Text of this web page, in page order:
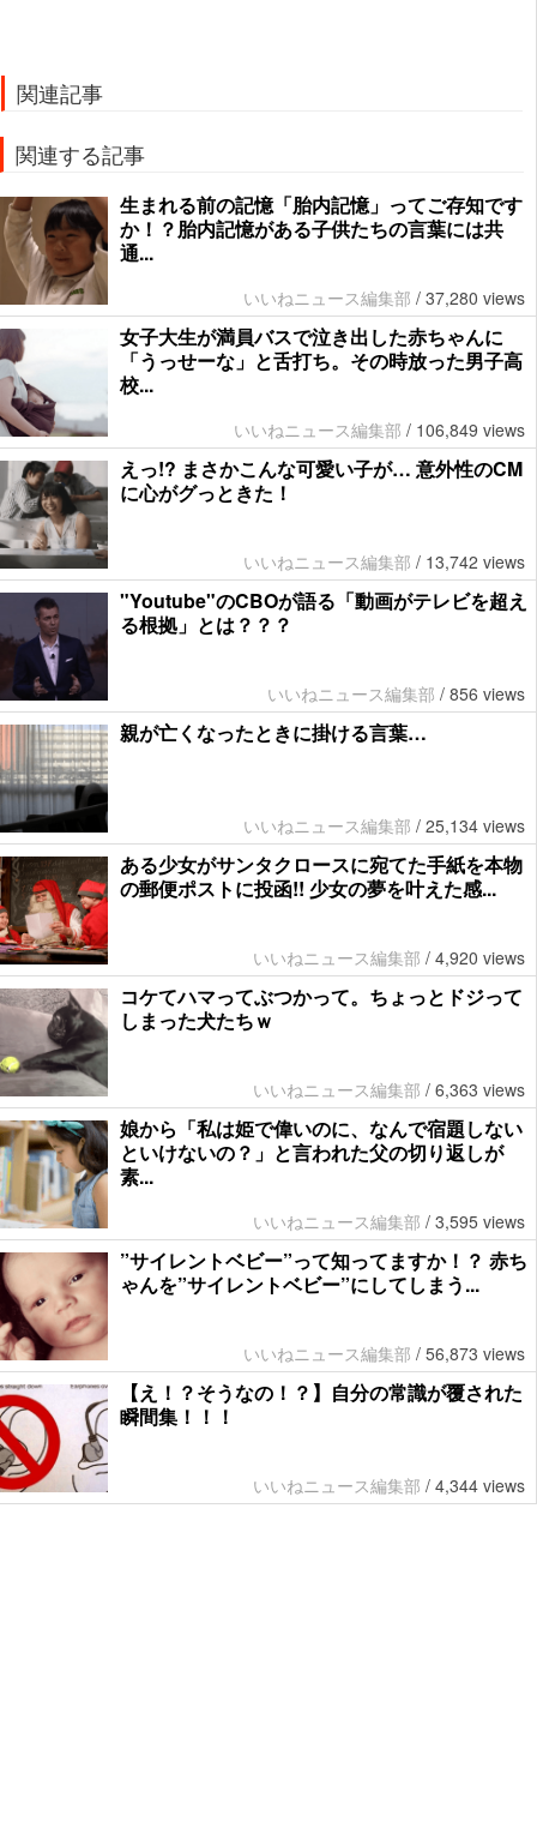
関連記事
関連する記事
生まれる前の記憶「胎内記憶」ってご存知です
か！？胎内記憶がある子供たちの言葉には共
通...
いいねニュース編集部 / 37,280 views
女子大生が満員バスで泣き出した赤ちゃんに
「うっせーな」と舌打ち。その時放った男子高
校...
いいねニュース編集部 / 106,849 views
えっ!? まさかこんな可愛い子が… 意外性のCM
に心がグっときた！
いいねニュース編集部 / 13,742 views
"Youtube"のCBOが語る「動画がテレビを超え
る根拠」とは？？？
いいねニュース編集部 / 856 views
親が亡くなったときに掛ける言葉…
いいねニュース編集部 / 25,134 views
ある少女がサンタクロースに宛てた手紙を本物
の郵便ポストに投函!! 少女の夢を叶えた感...
いいねニュース編集部 / 4,920 views
コケてハマってぶつかって。ちょっとドジって
しまった犬たちｗ
いいねニュース編集部 / 6,363 views
娘から「私は姫で偉いのに、なんで宿題しない
といけないの？」と言われた父の切り返しが
素...
いいねニュース編集部 / 3,595 views
”サイレントベビー”って知ってますか！？ 赤ち
ゃんを”サイレントベビー”にしてしまう...
いいねニュース編集部 / 56,873 views
【え！？そうなの！？】自分の常識が覆された
瞬間集！！！
いいねニュース編集部 / 4,344 views